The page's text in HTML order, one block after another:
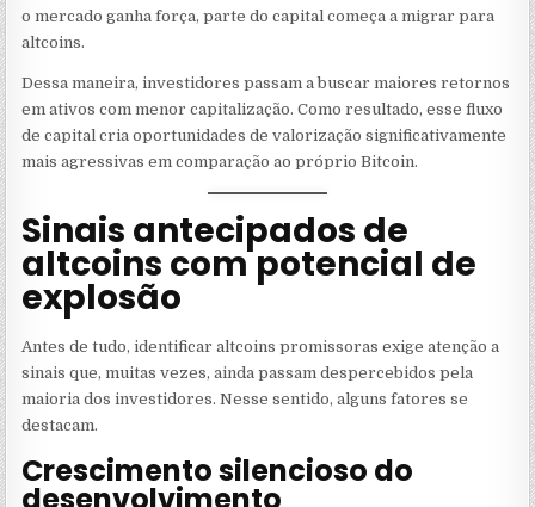
o mercado ganha força, parte do capital começa a migrar para
altcoins.
Dessa maneira, investidores passam a buscar maiores retornos
em ativos com menor capitalização. Como resultado, esse fluxo
de capital cria oportunidades de valorização significativamente
mais agressivas em comparação ao próprio Bitcoin.
Sinais antecipados de
altcoins com potencial de
explosão
Antes de tudo, identificar altcoins promissoras exige atenção a
sinais que, muitas vezes, ainda passam despercebidos pela
maioria dos investidores. Nesse sentido, alguns fatores se
destacam.
Crescimento silencioso do
desenvolvimento